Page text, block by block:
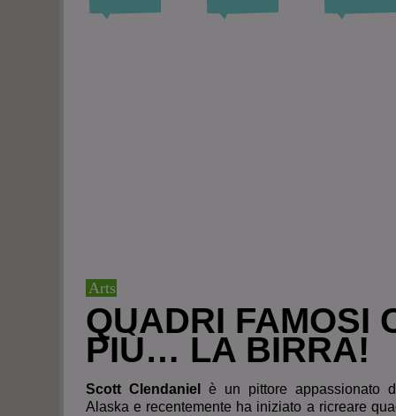
Arts
QUADRI FAMOSI
PIÙ… LA BIRRA!
Scott Clendaniel
è un pittore appassionato
Alaska e recentemente ha iniziato a ricreare